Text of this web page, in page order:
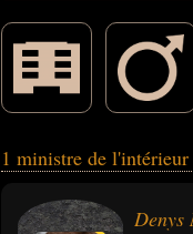
1 ministre de
Denys